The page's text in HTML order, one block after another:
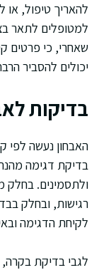
להאריך טיפול, או
למטופלים לתאר
שאחרי, כי פרטים
יכולים להסביר
בדיקות
האבחון נעשה לפי
בדיקת דגימה
ולתסמינים. בחלק
רגישות, ובחלק
לקיחת הדגימה
לגבי בדיקת בקרה,